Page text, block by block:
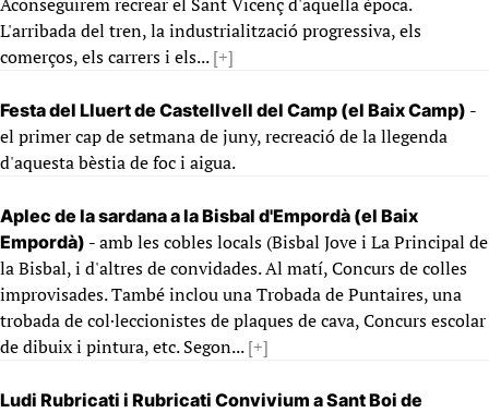
L'arribada del tren, la industrialització progressiva, els
comerços, els carrers i els...[+]
Festa del Lluert de Castellvell del Camp (el Baix Camp) -
el primer cap de setmana de juny, recreació de la llegenda
d'aquesta bèstia de foc i aigua.
Aplec de la sardana a la Bisbal d'Empordà (el Baix
Empordà) - amb les cobles locals (Bisbal Jove i La Principal de
la Bisbal, i d'altres de convidades. Al matí, Concurs de colles
improvisades. També inclou una Trobada de Puntaires, una
trobada de col·leccionistes de plaques de cava, Concurs escolar
de dibuix i pintura, etc. Segon...[+]
Ludi Rubricati i Rubricati Convivium a Sant Boi de